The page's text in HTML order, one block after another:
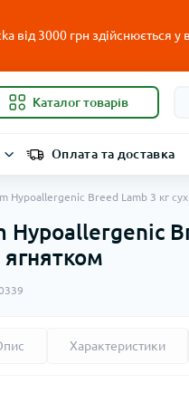
від 3000 грн здійснюється
Каталог товарів
Оплата та доставка
Hypoallergenic Breed Lamb 3 кг
ягнятком
Характеристики